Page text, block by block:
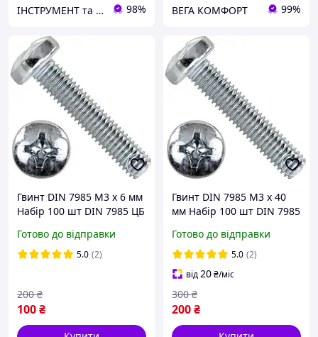
ІНСТРУМЕНТ та МЕТИЗИ 98% ВЕГА КОМФОРТ 99%
Гвинт DIN 7985 М3 х 6 мм
Набір 100 шт DIN 7985 ЦБ
Готово до відправки
5.0 (2)
100₴
200 ₴
Гвинт DIN 7985 М3 х 40
мм Набір 100 шт DIN 7985
Готово до відправки
5.0 (2)
від20₴/міс
200₴
300 ₴